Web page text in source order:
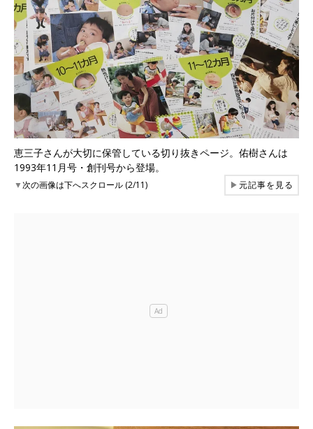
恵三子さんが大切に保管している切り抜きページ。佑樹さんは
1993年11月号・創刊号から登場。
▼次の画像は下へスクロール (2/11) ▶元記事を見る